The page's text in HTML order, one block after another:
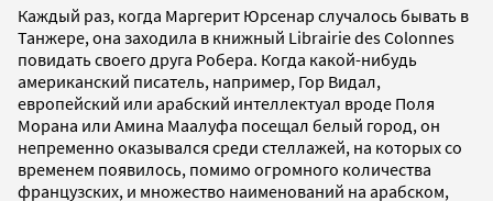
Каждый раз, когда Маргерит Юрсенар случалось бывать в
Танжере, она заходила в книжный Librairie des Colonnes
повидать своего друга Робера. Когда какой-нибудь
американский писатель, например, Гор Видал,
европейский или арабский интеллектуал вроде Поля
Морана или Амина Маалуфа посещал белый город, он
непременно оказывался среди стеллажей, на которых со
временем появилось, помимо огромного количества
французских, и множество наименований на арабском,